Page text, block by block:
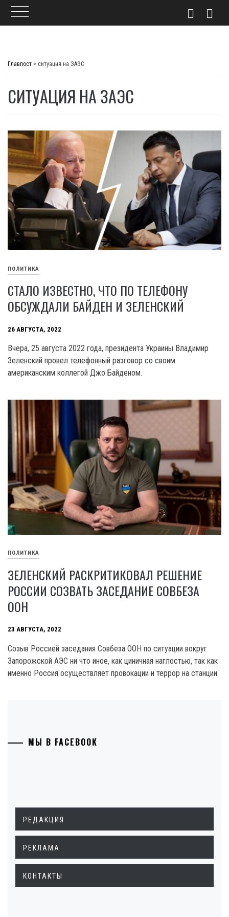
Главпост > ситуация на ЗАЭС
СИТУАЦИЯ НА ЗАЭС
ПОЛИТИКА
СТАЛО ИЗВЕСТНО, ЧТО ПО ТЕЛЕФОНУ
ОБСУЖДАЛИ БАЙДЕН И ЗЕЛЕНСКИЙ
26 АВГУСТА, 2022
Вчера, 25 августа 2022 года, президента Украины Владимир
Зеленский провел телефонный разговор со своим
американским коллегой Джо Байденом.
ПОЛИТИКА
ЗЕЛЕНСКИЙ РАСКРИТИКОВАЛ РЕШЕНИЕ
РОССИИ СОЗВАТЬ ЗАСЕДАНИЕ СОВБЕЗА
ООН
23 АВГУСТА, 2022
Созыв Россией заседания Совбеза ООН по ситуации вокруг
Запорожской АЭС ни что иное, как циничная наглостью, так как
именно Россия осуществляет провокации и террор на станции.
МЫ В FACEBOOK
РЕДАКЦИЯ
РЕКЛАМА
КОНТАКТЫ